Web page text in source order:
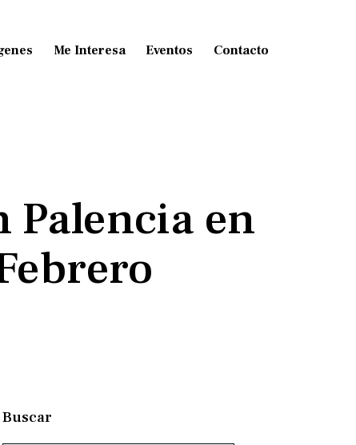
Me Interesa Eventos Contacto
Palencia en
Buscar